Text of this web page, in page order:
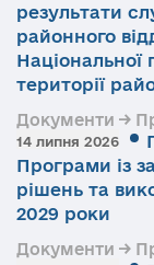
результати
районного
Національної
території
Документи →
14 липня 2026
Програми із
рішень та
2029 роки
Документи →